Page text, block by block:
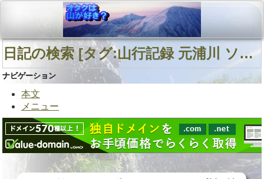
日記の検索 [タグ:山行記録 元浦川 ソエマツ岳 ルートルオマップ川] 01～01(01件中)
ナビゲーション
本文
メニュー